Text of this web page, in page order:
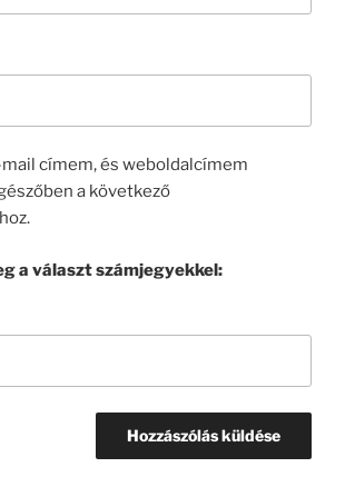
címem, és weboldalcímem
a következő
a választ számjegyekkel: